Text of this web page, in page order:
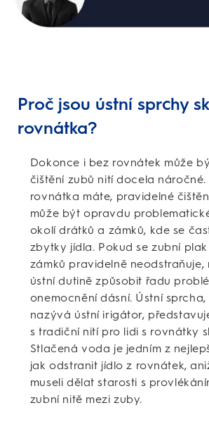
Proč jsou ústní sprchy
rovnátka?
Dokonce i bez rovnátek může
čištění zubů nití docela náročné.
rovnátka máte, pravidelné
může být opravdu
okolí drátků a zámků, kde se
zbytky jídla. Pokud se zubní
zámků pravidelně neodstraňuje,
ústní dutině způsobit řadu
onemocnění dásní. Ústní
nazývá ústní irigátor,
s tradiční nití pro lidi s rovnátky
Stlačená voda je jedním z
jak odstranit jídlo z rovnátek,
museli dělat starosti s
zubní nitě mezi zuby.